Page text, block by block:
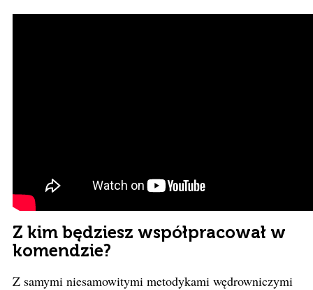
Z kim będziesz współpracował w
komendzie?
Z samymi niesamowitymi metodykami wędrowniczymi